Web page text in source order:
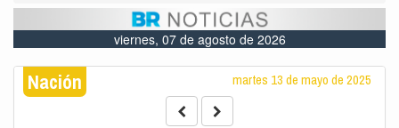
viernes, 07 de agosto de 2026
Nación martes 13 de mayo de 2025